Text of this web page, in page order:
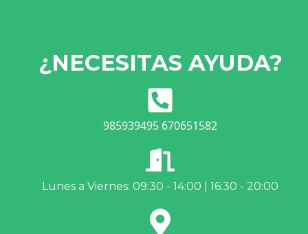
¿NECESITAS AYUDA?
985939495 670651582
Lunes a Viernes: 09:30 - 14:00 | 16:30 - 20:00